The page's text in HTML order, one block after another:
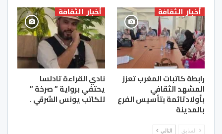
أخبار الثقافة
رابطة كاتبات المغرب تعزز
المشهد الثقافي
بأولادتائمة بتأسيس الفرع
بالمدينة
أخبار الثقافة
نادي القراءة تادلسا
يحتفي برواية ” صرخة ”
للكاتب يونس الشرقي .
السابق التالي